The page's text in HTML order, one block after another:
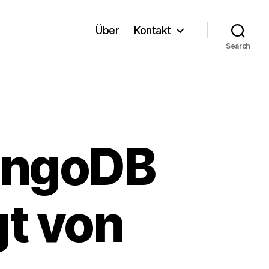
Über Kontakt
Search
von